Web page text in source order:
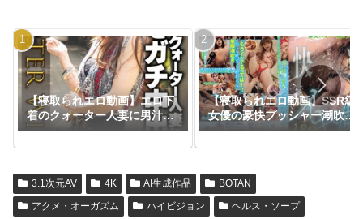
【寝取られエロ動画】エロ下
着のクォーター人妻に男汁を
ガチ中出し
【寝取られエロ動画】SSR級
女優の豪快プッシャー潮吹き
吹けば吹くほど気持ちイイ快
3.1次元AV 4K AI生成作品
BOTAN
アクメ・オーガズム
ハイビジョン
ヘルス・ソープ